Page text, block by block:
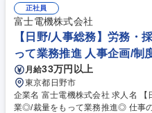
用の企画実行、教育企画、昇格試
理、各種制度運営 募集職種 【千葉/人事総務】労務・採用担当/長期就業◎/
裁量をもって業務推進◎
正社員
富士電機株式会社
【日野/人事総務】労務・
って業務推進 人事企画/制
月給33万円以上
東京都日野市
企業名 富士電機株式会社 求人名 【日野/人事総務】労務・採用担当/長期就
業◎/裁量をもって業務推進◎ 仕事の内容 ご経験や得意領域に応じて「人